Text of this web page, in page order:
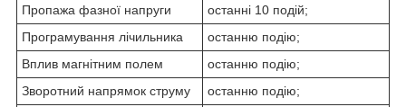
Пропажа фазної напруги
останні 10 подій;
Програмування лічильника
останню подію;
Вплив магнітним полем
останню подію;
Зворотний напрямок струму
останню подію;